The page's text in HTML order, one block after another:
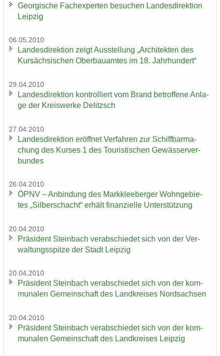
Ge­or­gi­sche Fach­ex­per­ten be­su­chen Lan­des­di­rek­ti­on
Leip­zig
06.05.2010
Lan­des­di­rek­ti­on zeigt Aus­stel­lung „Ar­chi­tek­ten des
Kur­säch­si­schen Ober­bau­am­tes im 18. Jahr­hun­dert“
29.04.2010
Lan­des­di­rek­ti­on kon­trol­liert vom Brand be­trof­fe­ne An­la­
ge der Kreis­wer­ke De­litzsch
27.04.2010
Lan­des­di­rek­ti­on er­öff­net Ver­fah­ren zur Schiff­bar­ma­
chung des Kur­ses 1 des Tou­ris­ti­schen Ge­wäs­ser­ver­
bun­des
26.04.2010
ÖPNV – An­bin­dung des Mark­klee­ber­ger Wohn­ge­bie­
tes „Sil­ber­schacht“ er­hält fi­nan­zi­el­le Un­ter­stüt­zung
20.04.2010
Prä­si­dent Stein­bach ver­ab­schie­det sich von der Ver­
wal­tungs­spit­ze der Stadt Leip­zig
20.04.2010
Prä­si­dent Stein­bach ver­ab­schie­det sich von der kom­
mu­na­len Ge­mein­schaft des Land­krei­ses Nord­sach­sen
20.04.2010
Prä­si­dent Stein­bach ver­ab­schie­det sich von der kom­
mu­na­len Ge­mein­schaft des Land­krei­ses Leip­zig